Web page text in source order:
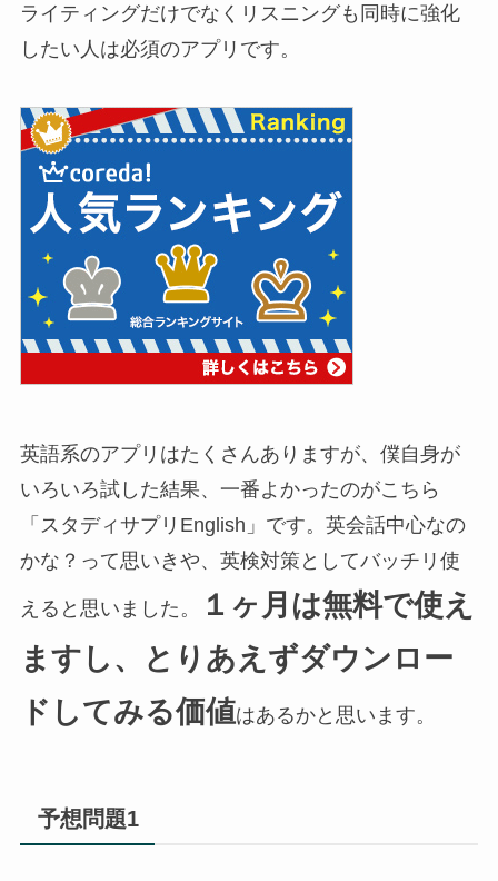
ライティングだけでなくリスニングも同時に強化
したい人は必須のアプリです。
英語系のアプリはたくさんありますが、僕自身が
いろいろ試した結果、一番よかったのがこちら
「スタディサプリEnglish」です。英会話中心なの
かな？って思いきや、英検対策としてバッチリ使
えると思いました。
１ヶ月は無料で使え
ますし、とりあえずダウンロー
ドしてみる価値はあるかと思います。
予想問題1